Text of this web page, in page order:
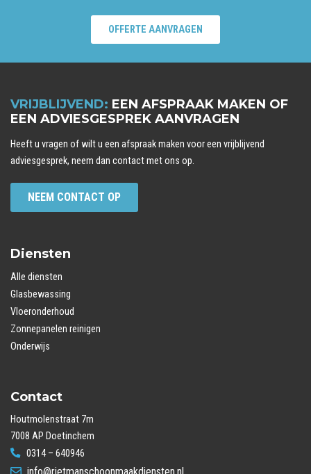
OFFERTE AANVRAGEN
VRIJBLIJVEND: EEN AFSPRAAK MAKEN OF
EEN ADVIESGESPREK AANVRAGEN
Heeft u vragen of wilt u een afspraak maken voor een vrijblijvend
adviesgesprek, neem dan contact met ons op.
NEEM CONTACT OP
Diensten
Alle diensten
Glasbewassing
Vloeronderhoud
Zonnepanelen reinigen
Onderwijs
Contact
Houtmolenstraat 7m
7008 AP Doetinchem
0314 – 640946